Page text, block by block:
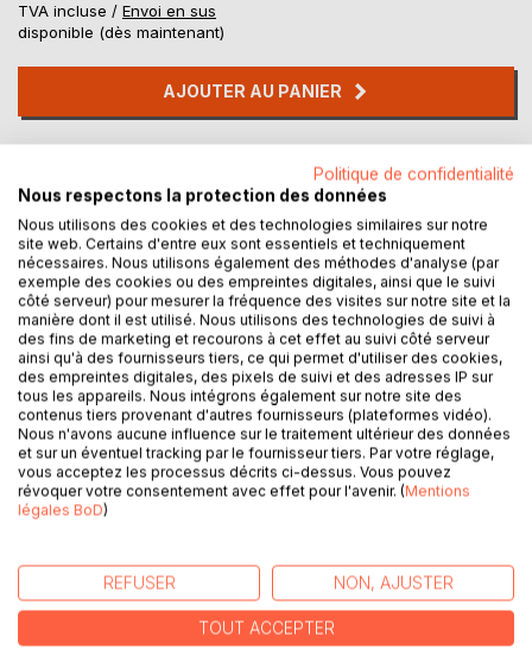
TVA incluse / Envoi en sus
disponible (dès maintenant)
AJOUTER AU PANIER
Laisser un avis
DESCRIPTION
Un bleu de fin d'été c'est un bleu de septembre, un bleu
entre deux saisons.
Filles, femmes, mères entremêlent les mots de leur histoire
aux mots des fils, hommes, pères et tissent la couverture
AUTEUR(S)
Politique de confidentialité
Nous respectons la protection des données
Nous utilisons des cookies et des technologies similaires sur notre
site web. Certains d'entre eux sont essentiels et techniquement
nécessaires. Nous utilisons également des méthodes d'analyse (par
exemple des cookies ou des empreintes digitales, ainsi que le suivi
côté serveur) pour mesurer la fréquence des visites sur notre site et la
manière dont il est utilisé. Nous utilisons des technologies de suivi à
des fins de marketing et recourons à cet effet au suivi côté serveur
ainsi qu'à des fournisseurs tiers, ce qui permet d'utiliser des cookies,
des empreintes digitales, des pixels de suivi et des adresses IP sur
tous les appareils. Nous intégrons également sur notre site des
contenus tiers provenant d'autres fournisseurs (plateformes vidéo).
Nous n'avons aucune influence sur le traitement ultérieur des données
et sur un éventuel tracking par le fournisseur tiers. Par votre réglage,
vous acceptez les processus décrits ci-dessus. Vous pouvez
révoquer votre consentement avec effet pour l'avenir. (Mentions
légales BoD)
REFUSER NON, AJUSTER
TOUT ACCEPTER